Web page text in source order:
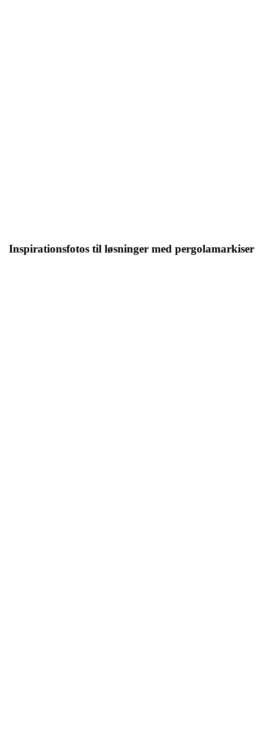
Inspirationsfotos til løsninger med pergolamarkiser